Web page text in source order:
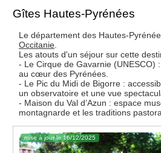
Gîtes Hautes-Pyrénées
Le département des Hautes-
Occitanie
Les atouts d'un séjour sur cette
- Le Cirque de Gavarnie (UNESCO)
au cœur des Pyrénées.
- Le Pic du Midi de Bigorre :
un observatoire et une vue
- Maison du Val d’Azun : espace
montagnarde et les traditions
mise à jour le 16/12/2025